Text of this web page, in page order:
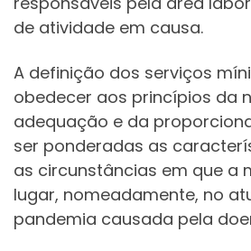
de atividade em causa.
A definição dos serviços
obedecer aos princípios da
adequação e da
ser ponderadas as
as circunstâncias em que a
lugar, nomeadamente, no
pandemia causada pela